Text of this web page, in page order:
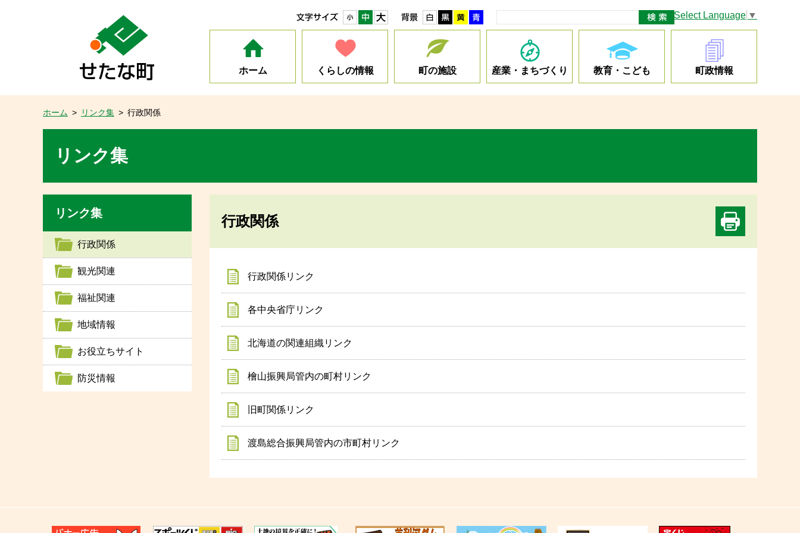
小 中 白 黒 黄 Select Language ▼
ホーム くらしの情報 町の施設 産業・まちづくり 教育・こども 町政情報
ホーム > リンク集 > 行政関係
リンク集
行政関係
行政関係リンク
各中央省庁リンク
北海道の関連組織リンク
檜山振興局管内の町村リンク
旧町関係リンク
渡島総合振興局管内の市町村リンク
リンク集
行政関係
観光関連
福祉関連
地域情報
お役立ちサイト
防災情報